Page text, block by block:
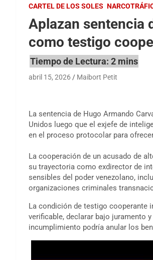
CARTEL DE LOS SOLES
Aplazan sentencia
como testigo
abril 15, 2026 Maibort Petit
La sentencia de Hugo Armando
Unidos luego que el exjefe de
en el proceso protocolar para
La cooperación de un acusado de
su trayectoria como exdirector de
sensibles del poder venezolano,
organizaciones criminales
La condición de testigo cooperante
verificable, declarar bajo juramento
incumplimiento podría anular los